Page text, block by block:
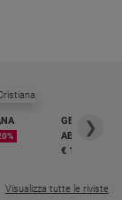
GBABY
€ 16,99
❯
Visualizza tutte le riviste